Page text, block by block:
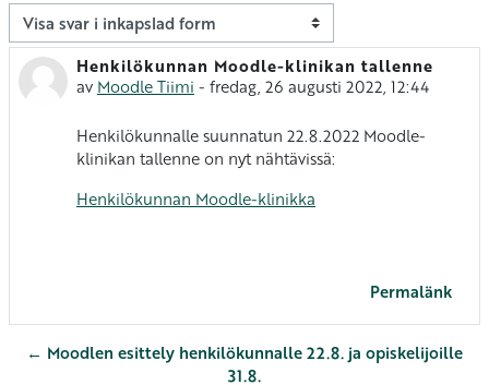
Visningsläge
Henkilökunnan Moodle-klinikan tallenne
av Moodle Tiimi - fredag, 26 augusti 2022, 12:44
Antal svar: 0
Henkilökunnalle suunnatun 22.8.2022 Moodle-
klinikan tallenne on nyt nähtävissä:
Henkilökunnan Moodle-klinikka
Permalänk
← Moodlen esittely henkilökunnalle 22.8. ja opiskelijoille
31.8.